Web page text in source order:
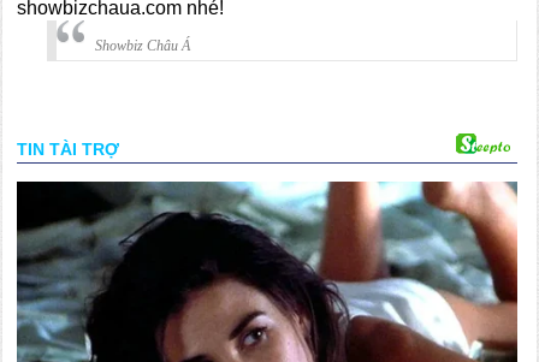
showbizchaua.com nhé!
Showbiz Châu Á